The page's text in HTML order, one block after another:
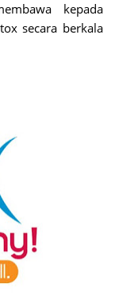
kepada
secara berkala